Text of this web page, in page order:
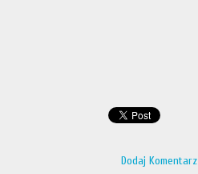
Dodaj Komentarz